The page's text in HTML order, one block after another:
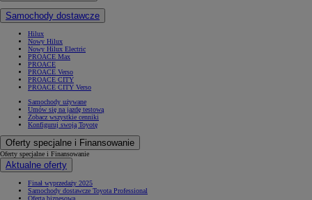
Samochody dostawcze
Hilux
Nowy Hilux
Nowy Hilux Electric
PROACE Max
PROACE
PROACE Verso
PROACE CITY
PROACE CITY Verso
Samochody używane
Umów się na jazdę testową
Zobacz wszystkie cenniki
Konfiguruj swoją Toyotę
Oferty specjalne i Finansowanie
Oferty specjalne i Finansowanie
Aktualne oferty
Finał wyprzedaży 2025
Samochody dostawcze Toyota Professional
Oferta biznesowa